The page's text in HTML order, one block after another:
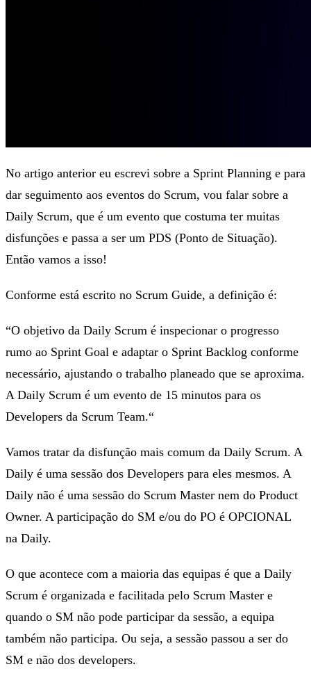
No artigo anterior eu escrevi sobre a Sprint Planning e para
dar seguimento aos eventos do Scrum, vou falar sobre a
Daily Scrum, que é um evento que costuma ter muitas
disfunções e passa a ser um PDS (Ponto de Situação).
Então vamos a isso!
Conforme está escrito no Scrum Guide, a definição é:
“O objetivo da Daily Scrum é inspecionar o progresso
rumo ao Sprint Goal e adaptar o Sprint Backlog conforme
necessário, ajustando o trabalho planeado que se aproxima.
A Daily Scrum é um evento de 15 minutos para os
Developers da Scrum Team.“
Vamos tratar da disfunção mais comum da Daily Scrum. A
Daily é uma sessão dos Developers para eles mesmos. A
Daily não é uma sessão do Scrum Master nem do Product
Owner. A participação do SM e/ou do PO é OPCIONAL
na Daily.
O que acontece com a maioria das equipas é que a Daily
Scrum é organizada e facilitada pelo Scrum Master e
quando o SM não pode participar da sessão, a equipa
também não participa. Ou seja, a sessão passou a ser do
SM e não dos developers.